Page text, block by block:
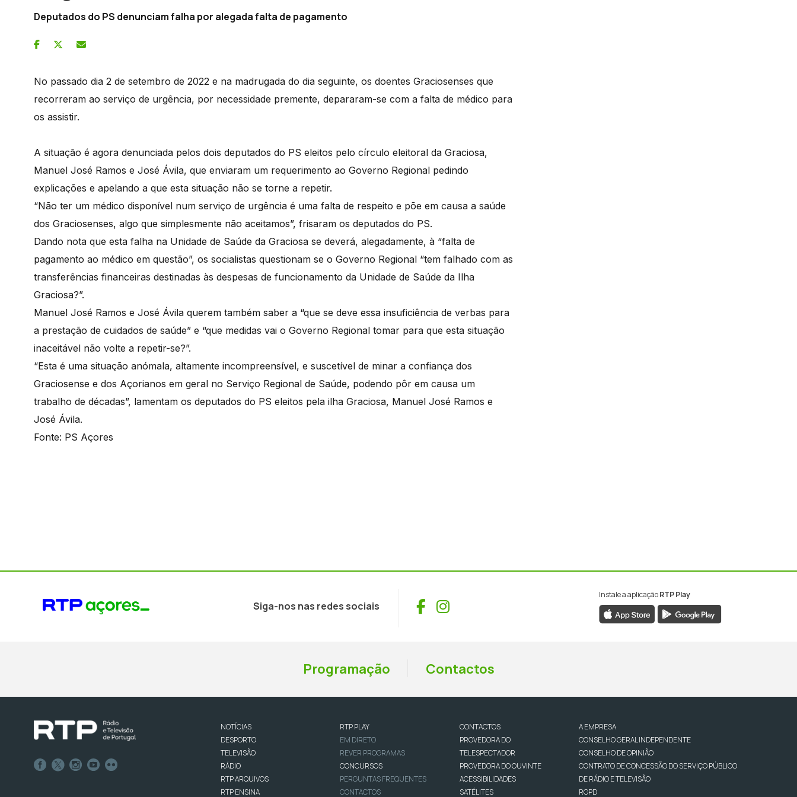
Deputados do PS denunciam falha por alegada falta de pagamento
No passado dia 2 de setembro de 2022 e na madrugada do dia seguinte, os doentes Graciosenses que
recorreram ao serviço de urgência, por necessidade premente, depararam-se com a falta de médico para
os assistir.
A situação é agora denunciada pelos dois deputados do PS eleitos pelo círculo eleitoral da Graciosa,
Manuel José Ramos e José Ávila, que enviaram um requerimento ao Governo Regional pedindo
explicações e apelando a que esta situação não se torne a repetir.
“Não ter um médico disponível num serviço de urgência é uma falta de respeito e põe em causa a saúde
dos Graciosenses, algo que simplesmente não aceitamos”, frisaram os deputados do PS.
Dando nota que esta falha na Unidade de Saúde da Graciosa se deverá, alegadamente, à “falta de
pagamento ao médico em questão”, os socialistas questionam se o Governo Regional “tem falhado com as
transferências financeiras destinadas às despesas de funcionamento da Unidade de Saúde da Ilha
Graciosa?”.
Manuel José Ramos e José Ávila querem também saber a “que se deve essa insuficiência de verbas para
a prestação de cuidados de saúde” e “que medidas vai o Governo Regional tomar para que esta situação
inaceitável não volte a repetir-se?”.
“Esta é uma situação anómala, altamente incompreensível, e suscetível de minar a confiança dos
Graciosense e dos Açorianos em geral no Serviço Regional de Saúde, podendo pôr em causa um
trabalho de décadas”, lamentam os deputados do PS eleitos pela ilha Graciosa, Manuel José Ramos e
José Ávila.
Fonte: PS Açores
Siga-nos nas redes sociais Facebook
Instagram
Instale a aplicaçãoRTP Play
Programação Contactos
NOTÍCIAS
DESPORTO
TELEVISÃO
RÁDIO
RTP ARQUIVOS
RTP ENSINA
RTP PLAY
EM DIRETO
REVER PROGRAMAS
CONCURSOS
PERGUNTAS FREQUENTES
CONTACTOS
CONTACTOS
PROVEDORA DO
TELESPECTADOR
PROVEDORA DO OUVINTE
ACESSIBILIDADES
SATÉLITES
A EMPRESA
CONSELHO GERAL INDEPENDENTE
CONSELHO DE OPINIÃO
CONTRATO DE CONCESSÃO DO SERVIÇO PÚBLICO
DE RÁDIO E TELEVISÃO
RGPD